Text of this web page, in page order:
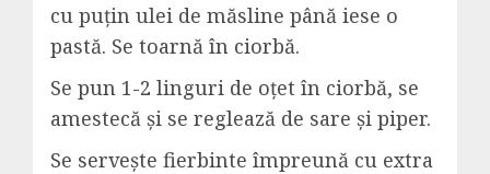
cu puțin ulei de măsline până iese o
pastă. Se toarnă în ciorbă.
Se pun 1-2 linguri de oțet în ciorbă, se
amestecă și se reglează de sare și piper.
Se servește fierbinte împreună cu extra